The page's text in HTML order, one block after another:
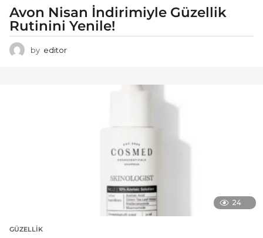
Avon Nisan İndirimiyle Güzellik
Rutinini Yenile!
by editor
24
GÜZELLIK